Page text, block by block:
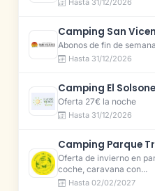
Hasta 31/12/2026
Camping San
Abonos de fin de semana
Hasta 31/12/2026
Camping El
Oferta 27€ la noche
Hasta 31/12/2026
Camping Parque
Oferta de invierno en
coche, caravana con...
Hasta 02/02/2027